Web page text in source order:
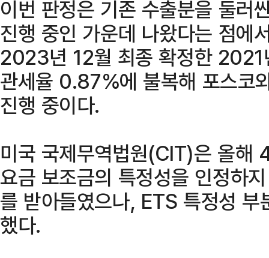
이번 판정은 기존 수출분을 둘러
진행 중인 가운데 나왔다는 점에
2023년 12월 최종 확정한
관세율 0.87%에 불복해 포스코
진행 중이다.
미국 국제무역법원(CIT)은 올해
요금 보조금의 특정성을 인정하
를 받아들였으나, ETS 특정성
했다.